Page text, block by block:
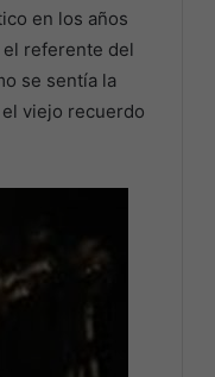
en los años
el referente del
se sentía la
viejo recuerdo